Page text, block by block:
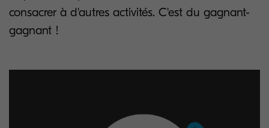
consacrer à d'autres activités. C'est du gagnant-
gagnant !